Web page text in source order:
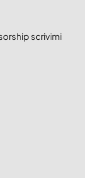
scrivimi